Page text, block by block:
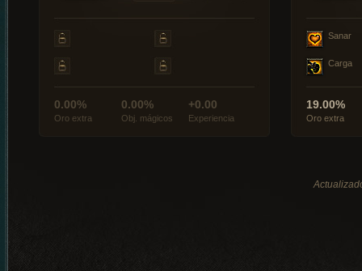
0.00%
Oro extra
0.00%
Obj. mágicos
+0.00
Experiencia
Sanar
Carga
19.00%
Oro extra